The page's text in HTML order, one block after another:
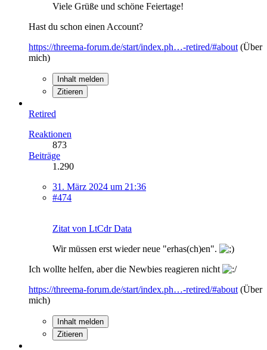
Viele Grüße und schöne Feiertage!
Hast du schon einen Account?
https://threema-forum.de/start/index.ph…-retired/#about (Über
mich)
Inhalt melden
Zitieren
Retired
Reaktionen
873
Beiträge
1.290
31. März 2024 um 21:36
#474
Zitat von LtCdr Data
Wir müssen erst wieder neue "erhas(ch)en".
Ich wollte helfen, aber die Newbies reagieren nicht
https://threema-forum.de/start/index.ph…-retired/#about (Über
mich)
Inhalt melden
Zitieren